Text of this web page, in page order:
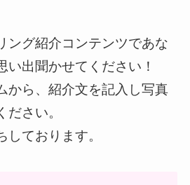
ング紹介コンテンツであな
い出聞かせてください！
から、紹介文を記入し写真
さい。
ております。